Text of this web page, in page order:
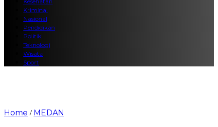
Kriminal
Nasional
Pendidikan
Politik
Teknologi
Wisata
Sport
Home / MEDAN